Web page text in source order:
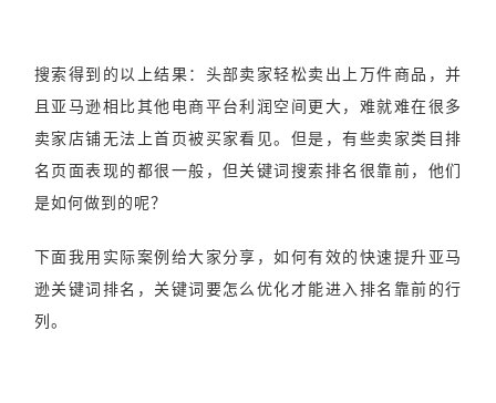
搜索得到的以上结果：头部卖家轻松卖出上万件商品，并
且亚马逊相比其他电商平台利润空间更大，难就难在很多
卖家店铺无法上首页被买家看见。但是，有些卖家类目排
名页面表现的都很一般，但关键词搜索排名很靠前，他们
是如何做到的呢？
下面我用实际案例给大家分享，如何有效的快速提升亚马
逊关键词排名，关键词要怎么优化才能进入排名靠前的行
列。